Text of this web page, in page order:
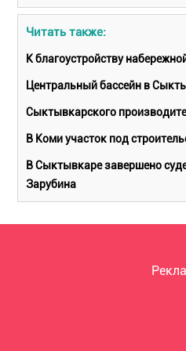
Читать также:
К благоустройству
Центральный бассейн в
Сыктывкарского
В Коми участок под
В Сыктывкаре завершено
Зарубина